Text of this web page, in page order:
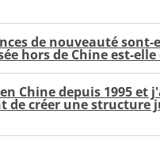
de nouveauté
hors de Chine est-
en Chine depuis 1995
de créer une